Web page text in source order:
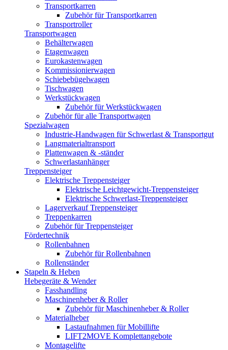
Transportkarren
Zubehör für Transportkarren
Transportroller
Transportwagen
Behälterwagen
Etagenwagen
Eurokastenwagen
Kommissionierwagen
Schiebebügelwagen
Tischwagen
Werkstückwagen
Zubehör für Werkstückwagen
Zubehör für alle Transportwagen
Spezialwagen
Industrie-Handwagen für Schwerlast & Transportgut
Langmaterialtransport
Plattenwagen & -ständer
Schwerlastanhänger
Treppensteiger
Elektrische Treppensteiger
Elektrische Leichtgewicht-Treppensteiger
Elektrische Schwerlast-Treppensteiger
Lagerverkauf Treppensteiger
Treppenkarren
Zubehör für Treppensteiger
Fördertechnik
Rollenbahnen
Zubehör für Rollenbahnen
Rollenständer
Stapeln & Heben
Hebegeräte & Wender
Fasshandling
Maschinenheber & Roller
Zubehör für Maschinenheber & Roller
Materialheber
Lastaufnahmen für Mobillifte
LIFT2MOVE Komplettangebote
Montagelifte